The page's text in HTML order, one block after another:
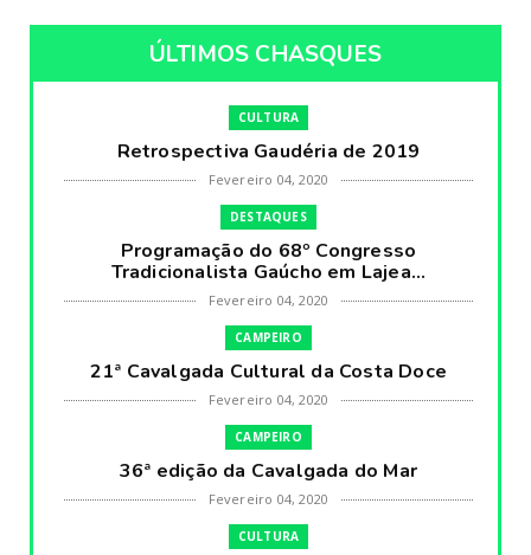
ÚLTIMOS CHASQUES
CULTURA
Retrospectiva Gaudéria de 2019
Fevereiro 04, 2020
DESTAQUES
Programação do 68º Congresso
Tradicionalista Gaúcho em Lajea...
Fevereiro 04, 2020
CAMPEIRO
21ª Cavalgada Cultural da Costa Doce
Fevereiro 04, 2020
CAMPEIRO
36ª edição da Cavalgada do Mar
Fevereiro 04, 2020
CULTURA